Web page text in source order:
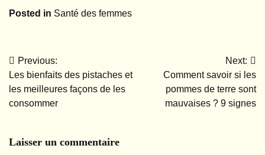
sans antibiotiques ?
qui ne va pas ?
Posted in Santé des femmes
Navigation
de
l’article
Previous:
Les bienfaits des pistaches et
les meilleures façons de les
consommer
Next:
Comment savoir si les
pommes de terre sont
mauvaises ? 9 signes
Laisser un commentaire